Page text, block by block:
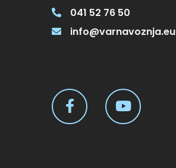
041 52 76 50
info@varnavoznja.eu